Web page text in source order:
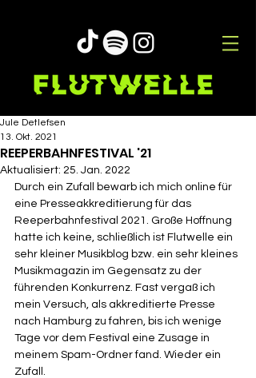
REEPERBAHNFESTIVAL '21
Jule Detlefsen
13. Okt. 2021
Aktualisiert: 25. Jan. 2022
Durch ein Zufall bewarb ich mich online für
eine Presseakkreditierung für das
Reeperbahnfestival 2021. Große Hoffnung
hatte ich keine, schließlich ist Flutwelle ein
sehr kleiner Musikblog bzw. ein sehr kleines
Musikmagazin im Gegensatz zu der
führenden Konkurrenz. Fast vergaß ich
mein Versuch, als akkreditierte Presse
nach Hamburg zu fahren, bis ich wenige
Tage vor dem Festival eine Zusage in
meinem Spam-Ordner fand. Wieder ein
Zufall.